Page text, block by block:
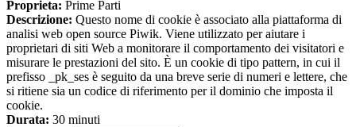
Proprieta: Prime Parti
Descrizione: Questo nome di cookie è associato alla piattaforma di
analisi web open source Piwik. Viene utilizzato per aiutare i
proprietari di siti Web a monitorare il comportamento dei visitatori e
misurare le prestazioni del sito. È un cookie di tipo pattern, in cui il
prefisso _pk_ses è seguito da una breve serie di numeri e lettere, che
si ritiene sia un codice di riferimento per il dominio che imposta il
cookie.
Durata: 30 minuti